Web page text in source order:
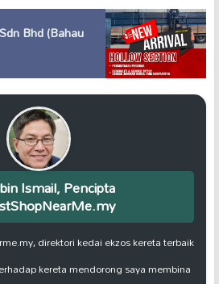
Bhd (Bahau
Ismail, Pencipta
direktori kedai ekzos kereta terbaik
kereta mendorong saya membina